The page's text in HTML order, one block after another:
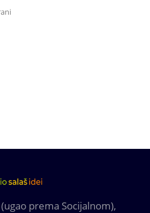
(ugao prema Socijalnom),